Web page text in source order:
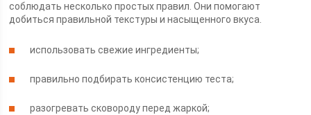
соблюдать несколько простых правил. Они помогают
добиться правильной текстуры и насыщенного вкуса.
использовать свежие ингредиенты;
правильно подбирать консистенцию теста;
разогревать сковороду перед жаркой;